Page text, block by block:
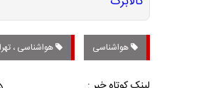
هواشناسی هواشناسی ،